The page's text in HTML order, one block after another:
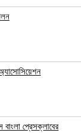
বাংলা প্রেসক্লাবের